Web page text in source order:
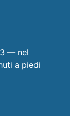
— nel
a piedi